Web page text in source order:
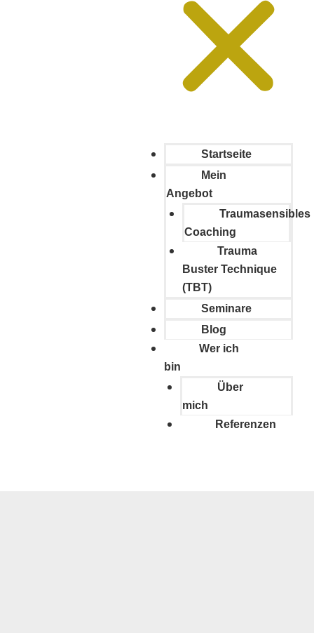
Startseite
Mein
Angebot
Traumasensibles
Coaching
Trauma
Buster Technique
(TBT)
Seminare
Blog
Wer ich
bin
Über
mich
Referenzen